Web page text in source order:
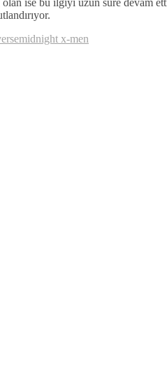
ise bu ilgiyi uzun süre devam
midnight x-men